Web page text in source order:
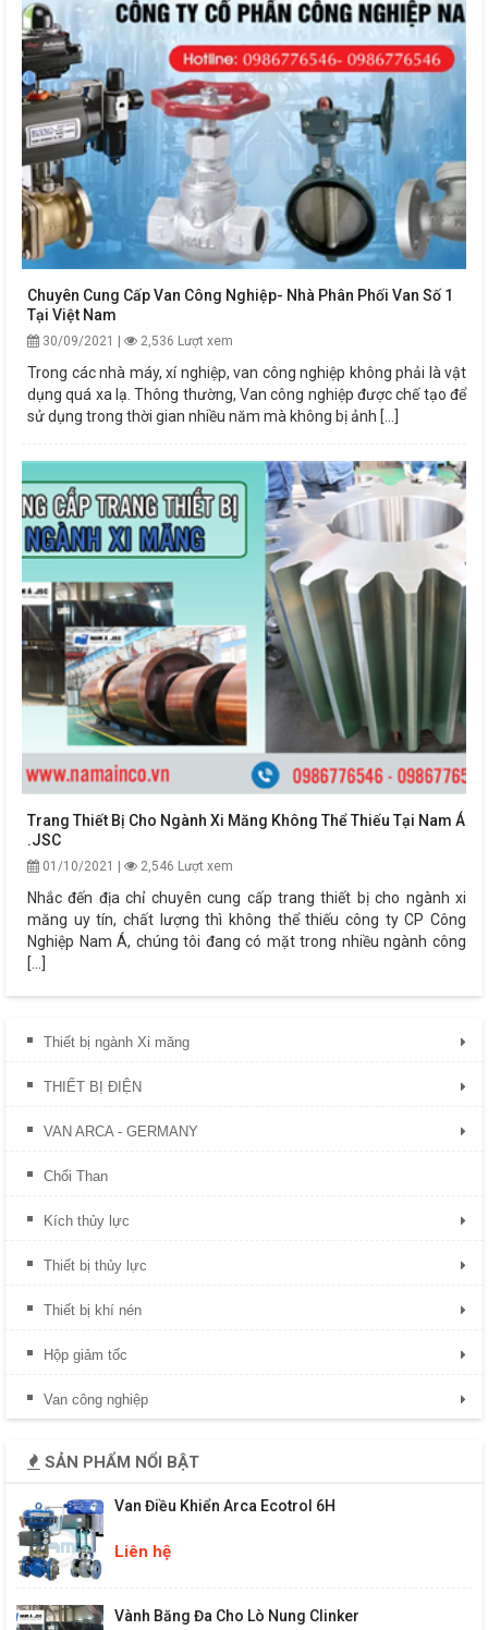
Chuyên Cung Cấp Van Công Nghiệp- Nhà Phân Phối Van Số 1
Tại Việt Nam
30/09/2021 | 2,536 Lượt xem
Trong các nhà máy, xí nghiệp, van công nghiệp không phải là vật
dụng quá xa lạ. Thông thường, Van công nghiệp được chế tạo để
sử dụng trong thời gian nhiều năm mà không bị ảnh [...]
Trang Thiết Bị Cho Ngành Xi Măng Không Thể Thiếu Tại Nam Á
.JSC
01/10/2021 | 2,546 Lượt xem
Nhắc đến địa chỉ chuyên cung cấp trang thiết bị cho ngành xi
măng uy tín, chất lượng thì không thể thiếu công ty CP Công
Nghiệp Nam Á, chúng tôi đang có mặt trong nhiều ngành công
[...]
Thiết bị ngành Xi măng
THIẾT BỊ ĐIỆN
VAN ARCA - GERMANY
Chổi Than
Kích thủy lực
Thiết bị thủy lực
Thiết bị khí nén
Hộp giảm tốc
Van công nghiệp
SẢN PHẨM NỔI BẬT
Van Điều Khiển Arca Ecotrol 6H
Liên hệ
Vành Băng Đa Cho Lò Nung Clinker